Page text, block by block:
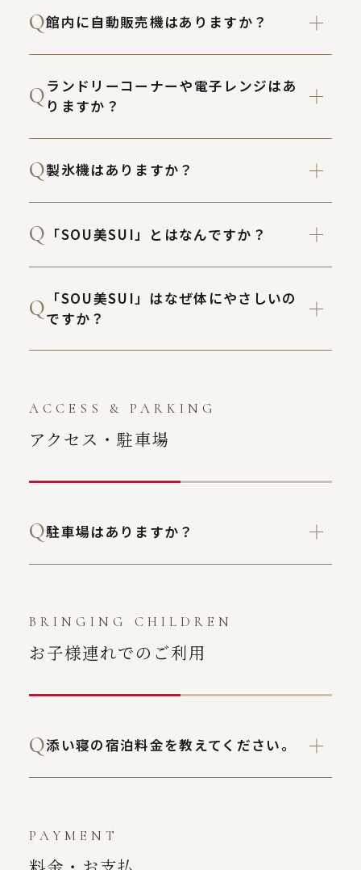
館内に自動販売機はありますか？
ランドリーコーナーや電子レンジはあ
りますか？
製氷機はありますか？
「SOU美SUI」とはなんですか？
「SOU美SUI」はなぜ体にやさしいの
ですか？
ACCESS & PARKING
アクセス・駐車場
駐車場はありますか？
BRINGING CHILDREN
お子様連れでのご利用
添い寝の宿泊料金を教えてください。
PAYMENT